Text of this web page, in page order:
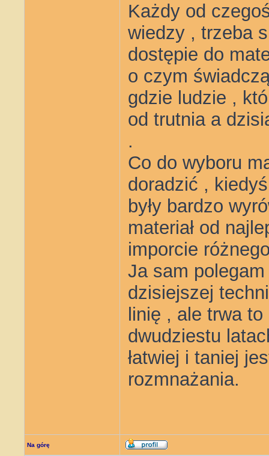
Każdy od
wiedzy , trzeba
dostępie do
o czym
gdzie ludzie ,
od trutnia a
.
Co do wyboru
doradzić ,
były bardzo
materiał od
imporcie
Ja sam
dzisiejszej
linię , ale trwa
dwudziestu
łatwiej i taniej
rozmnażania.
Na górę